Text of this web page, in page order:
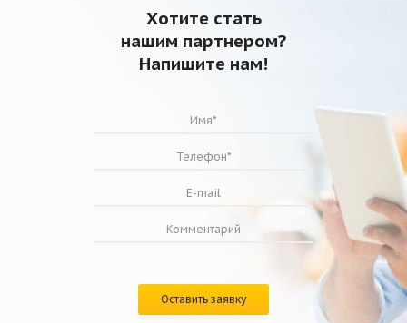
Хотите стать
нашим партнером?
Напишите нам!
Оставить заявку